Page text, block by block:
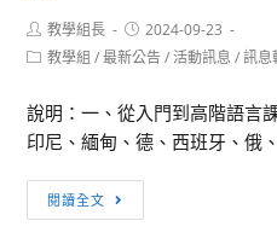
餐
會，
請
全
公
務
員
考
甄
Post
author:
教學組長
Post
published:
2024-09-23
Post教學組 / 最新公告 / 活動訊息 / 訊息
說明：一、從入門到高階語言
印尼、緬甸、德、西班牙、俄
閱讀全文
動